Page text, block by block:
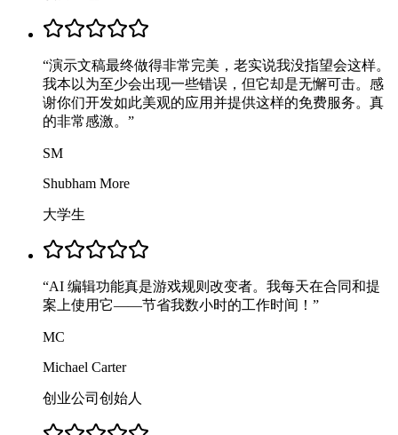
“演示文稿最终做得非常完美，老实说我没指望会这样。
我本以为至少会出现一些错误，但它却是无懈可击。感
谢你们开发如此美观的应用并提供这样的免费服务。真
的非常感激。 ”
SM
Shubham More
大学生
“AI 编辑功能真是游戏规则改变者。我每天在合同和提
案上使用它——节省我数小时的工作时间！ ”
MC
Michael Carter
创业公司创始人